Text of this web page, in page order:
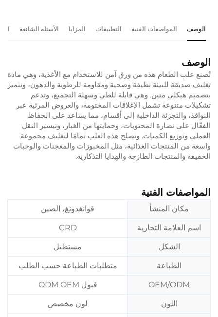
الوصف المواصفات الفنية التطبيقات المزايا الأسئلة الشائعة
الوصف
تُصنع علب الطعام هذه من ورق آمن للاستخدام مع الأغذية، وهي مادة
تغليف صديقة للبيئة نظيفة وصحية ومقاومة للرطوبة والدهون، وتتميز
بتصميم هيكلي متين. وهي قابلة للطي وسهلة التجميع، وتدعم
تشكيلات متنوعة تشمل الإغلاقات المختومة، والعروض المرئية عبر
النوافذ، والتجزئة الداخلية إلى أقسام، مما يساعد على الحفاظ
الفعّال على نضارة المحتويات، وحمايتها من الغبار، وتيسير النقل
العملي وتوزيع الكميات. وتصلح هذه العلب تمامًا لتغليف مجموعة
واسعة من المنتجات الغذائية، مثل المخبوزات والمعجنات والوجبات
الخفيفة والمنتجات الطازجة والهدايا التذكارية.
المواصفات الفنية
مكان المنشأ قوانغدونغ، الصين
اسم العلامة التجارية CRD
الشكل مستطيل
الطباعة متطلبات الطباعة حسب الطلب
OEM/ODM قبول ODM OEM
اللون لون مخصص